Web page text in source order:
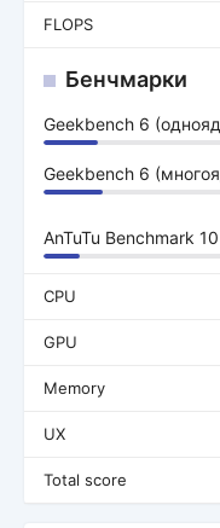
FLOPS
Бенчмарки
Geekbench 6
Geekbench 6
AnTuTu Benchmark 10
CPU
GPU
Memory
UX
Total score